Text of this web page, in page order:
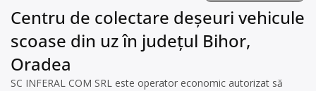
Centru de colectare deșeuri vehicule
scoase din uz în județul Bihor,
Oradea
SC INFERAL COM SRL este operator economic autorizat să